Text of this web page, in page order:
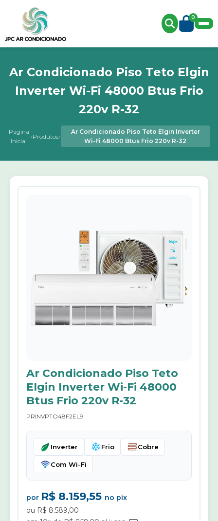
0
Ar Condicionado Piso Teto Elgin
Inverter Wi-Fi 48000 Btus Frio
220v R-32
Página
Inicial ›Produtos›
Ar Condicionado Piso Teto Elgin Inverter
Wi-Fi 48000 Btus Frio 220v R-32
Ar Condicionado Piso Teto
Elgin Inverter Wi-Fi 48000
Btus Frio 220v R-32
PRINVPTO48F2EL9
Inverter Frio Cobre
Com Wi-Fi
por R$ 8.159,55 no pix
ou R$ 8.589,00